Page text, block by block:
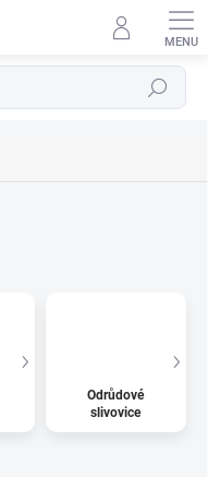
Hledat
Odrůdové
slivovice